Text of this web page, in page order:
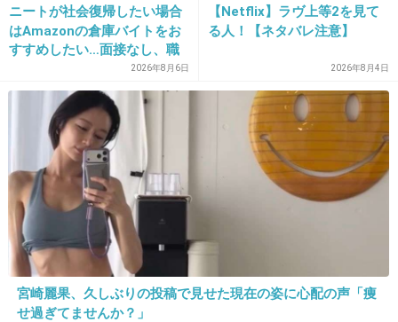
+55 -3
16. 匿名 2013/02/19(火) 16:32:58
カワイイ区にイラッとするのはなんかわかる
出典：pds.exblog.jp
ニートが社会復帰したい場合
はAmazonの倉庫バイトをお
すすめしたい…面接なし、職
場は綺麗、ドリンクバー無料
→賛否両論、場所によって全
然違う「コンビニバイトの方
がマシ」との声も
2026年8月6日
【Netflix】ラヴ上等2を見て
る人！【ネタバレ注意】
2026年8月4日
宮崎麗果、久しぶりの投稿で見せた現在の姿に心配の声「痩
せ過ぎてませんか？」